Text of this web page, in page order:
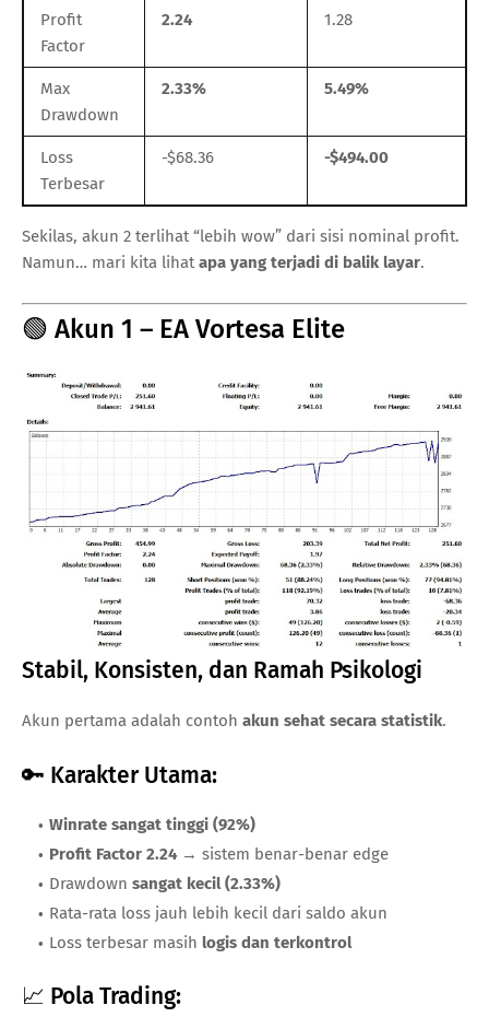
Profit
Factor
2.24 1.28
Max
Drawdown
2.33% 5.49%
Loss
Terbesar
-$68.36 -$494.00
Sekilas, akun 2 terlihat “lebih wow” dari sisi nominal profit.
Namun… mari kita lihatapa yang terjadi di balik layar.
🟢 Akun 1 – EA Vortesa Elite
Stabil, Konsisten, dan Ramah Psikologi
Akun pertama adalah contoh akun sehat secara statistik.
🔑 Karakter Utama:
Winrate sangat tinggi (92%)
Profit Factor 2.24→ sistem benar-benar edge
Drawdown sangat kecil (2.33%)
Rata-rata loss jauh lebih kecil dari saldo akun
Loss terbesar masih logis dan terkontrol
📈 Pola Trading: